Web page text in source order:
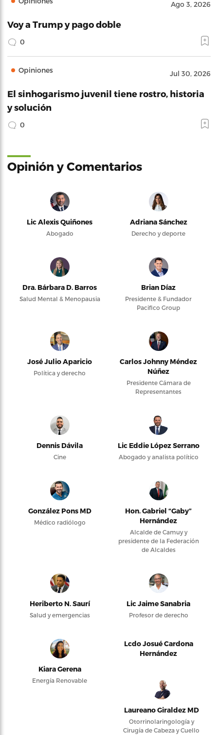
Ago 3, 2026
Voy a Trump y pago doble
0
Opiniones Jul 30, 2026
El sinhogarismo juvenil tiene rostro, historia
y solución
0
Opinión y Comentarios
Lic Alexis Quiñones
Abogado
Adriana Sánchez
Derecho y deporte
Dra. Bárbara D. Barros
Salud Mental & Menopausia
Brian Díaz
Presidente & Fundador
Pacifico Group
José Julio Aparicio
Política y derecho
Carlos Johnny Méndez
Núñez
Presidente Cámara de
Representantes
Dennis Dávila
Cine
Lic Eddie López Serrano
Abogado y analista político
González Pons MD
Médico radiólogo
Hon. Gabriel “Gaby”
Hernández
Alcalde de Camuy y
presidente de la Federación
de Alcaldes
Heriberto N. Saurí
Salud y emergencias
Lic Jaime Sanabria
Profesor de derecho
Kiara Gerena
Energía Renovable
Lcdo Josué Cardona
Hernández
Laureano Giraldez MD
Otorrinolaringología y
Cirugía de Cabeza y Cuello